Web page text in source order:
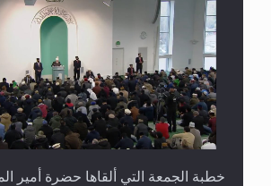
خطبة الجمعة التي ألقاها حضرة أمير